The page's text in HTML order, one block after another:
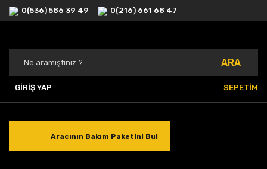
0(536) 586 39 49 0(216) 661 68 47
ARA
GİRİŞ YAP SEPETİM
Aracının Bakım Paketini Bul